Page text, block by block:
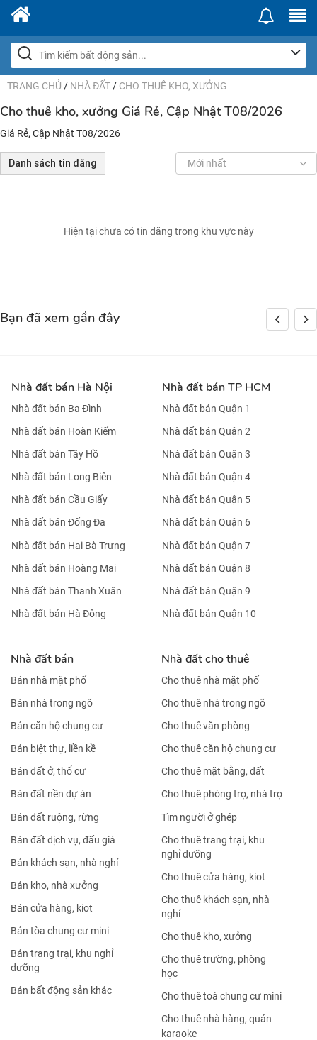
TRANG CHỦ / NHÀ ĐẤT / CHO THUÊ KHO, XƯỞNG
Cho thuê kho, xưởng Giá Rẻ, Cập Nhật T08/2026
Giá Rẻ, Cập Nhật T08/2026
Danh sách tin đăng Mới nhất
Hiện tại chưa có tin đăng trong khu vực này
Bạn đã xem gần đây
Nhà đất bán Hà Nội
Nhà đất bán Ba Đình
Nhà đất bán Hoàn Kiếm
Nhà đất bán Tây Hồ
Nhà đất bán Long Biên
Nhà đất bán Cầu Giấy
Nhà đất bán Đống Đa
Nhà đất bán Hai Bà Trưng
Nhà đất bán Hoàng Mai
Nhà đất bán Thanh Xuân
Nhà đất bán Hà Đông
Nhà đất bán TP HCM
Nhà đất bán Quận 1
Nhà đất bán Quận 2
Nhà đất bán Quận 3
Nhà đất bán Quận 4
Nhà đất bán Quận 5
Nhà đất bán Quận 6
Nhà đất bán Quận 7
Nhà đất bán Quận 8
Nhà đất bán Quận 9
Nhà đất bán Quận 10
Nhà đất bán
Bán nhà mặt phố
Bán nhà trong ngõ
Bán căn hộ chung cư
Bán biệt thự, liền kề
Bán đất ở, thổ cư
Bán đất nền dự án
Bán đất ruộng, rừng
Bán đất dịch vụ, đấu giá
Bán khách sạn, nhà nghỉ
Bán kho, nhà xưởng
Bán cửa hàng, kiot
Bán tòa chung cư mini
Bán trang trại, khu nghỉ
dưỡng
Bán bất động sản khác
Nhà đất cho thuê
Cho thuê nhà mặt phố
Cho thuê nhà trong ngõ
Cho thuê văn phòng
Cho thuê căn hộ chung cư
Cho thuê mặt bằng, đất
Cho thuê phòng trọ, nhà trọ
Tìm người ở ghép
Cho thuê trang trại, khu
nghỉ dưỡng
Cho thuê cửa hàng, kiot
Cho thuê khách sạn, nhà
nghỉ
Cho thuê kho, xưởng
Cho thuê trường, phòng
học
Cho thuê toà chung cư mini
Cho thuê nhà hàng, quán
karaoke